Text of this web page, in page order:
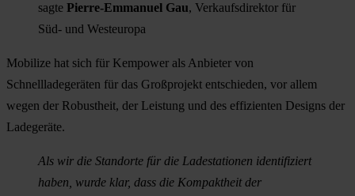
sagte Pierre-Emmanuel Gau, Verkaufsdirektor für
Süd- und Westeuropa
Mobilize hat sich für Kempower als Anbieter von
Schnellladegeräten für das Großprojekt entschieden, vor allem
wegen der Robustheit, der Leistung und des effizienten Designs der
Ladegeräte.
Als wir die Standorte für die Ladestationen identifiziert
haben, wurde klar, dass die Kompaktheit der